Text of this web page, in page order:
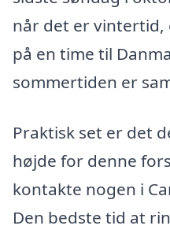
når det er vintertid,
på en time til
sommertiden er
Praktisk set er det
højde for denne
kontakte nogen i
Den bedste tid at